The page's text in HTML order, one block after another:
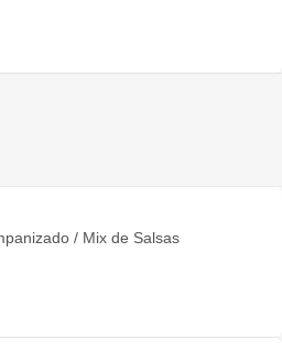
/ Mix de Salsas